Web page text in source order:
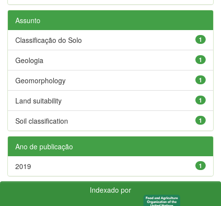
Assunto
1
Classificação do Solo
1
Geologia
1
Geomorphology
1
Land suitability
1
Soil classification
Ano de publicação
1
2019
Indexado por